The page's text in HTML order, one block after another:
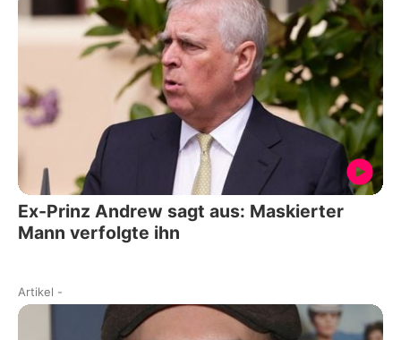
Ex-Prinz Andrew sagt aus: Maskierter
Mann verfolgte ihn
Artikel -